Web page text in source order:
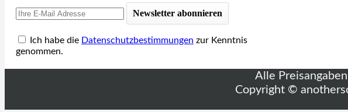
Newsletter abonnieren
Ich habe die Datenschutzbestimmungen zur Kenntnis
genommen.
Alle
Copyright ©